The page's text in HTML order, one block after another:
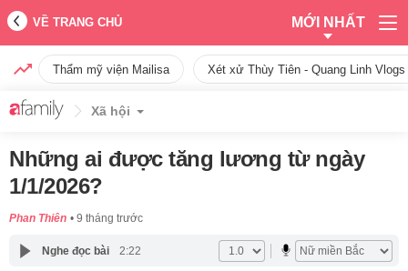
VỀ TRANG CHỦ MỚI NHẤT
Thẩm mỹ viện Mailisa Xét xử Thùy Tiên - Quang Linh
Xã hội
Những ai được tăng lương từ ngày
1/1/2026?
Phan Thiên 9 tháng trước
Nghe đọc bài 2:22